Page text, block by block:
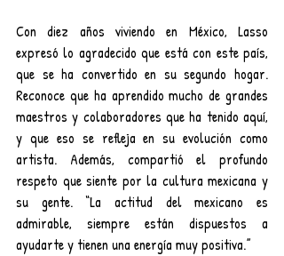
Con diez años viviendo en México, Lasso
expresó lo agradecido que está con este país,
que se ha convertido en su segundo hogar.
Reconoce que ha aprendido mucho de grandes
maestros y colaboradores que ha tenido aquí,
y que eso se refleja en su evolución como
artista. Además, compartió el profundo
respeto que siente por la cultura mexicana y
su gente. “La actitud del mexicano es
admirable, siempre están dispuestos a
ayudarte y tienen una energía muy positiva.”